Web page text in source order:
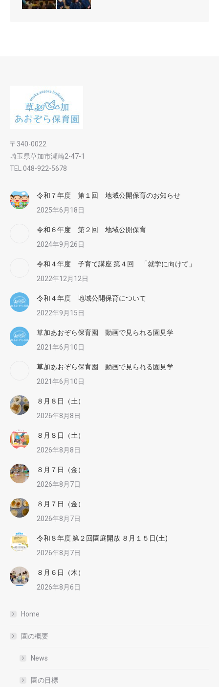
〒340-0022
埼玉県草加市瀬崎2-47-1
TEL 048-922-5678
令和７年度 第１回 地域公開保育のお知らせ
2025年6月18日
令和６年度 第２回 地域公開保育
2024年9月26日
令和４年度 子育て講座 第４回 「就学に向けて」
2022年12月12日
令和４年度 地域公開保育について
2022年9月15日
草加あおぞら保育園 動画で見られる園見学
2021年6月10日
草加あおぞら保育園 動画で見られる園見学
2021年6月10日
８月８日（土）
2026年8月8日
８月８日（土）
2026年8月8日
８月７日（金）
2026年8月7日
８月７日（金）
2026年8月7日
令和８年度 第２回園庭開放 ８月１５日(土)
2026年8月7日
８月６日（木）
2026年8月6日
Home
園の概要
News
園の目標